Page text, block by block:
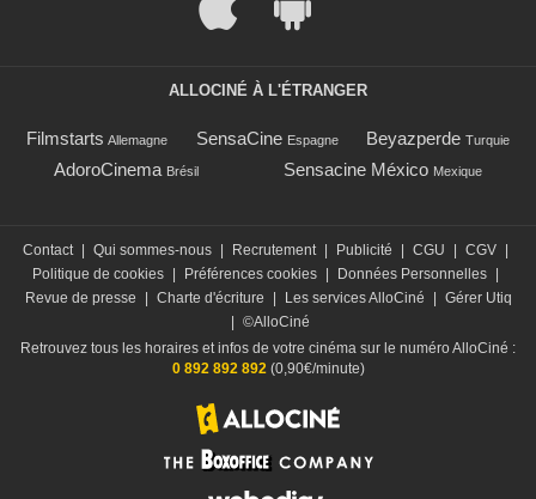
ALLOCINÉ À L'ÉTRANGER
Filmstarts Allemagne SensaCine Espagne Beyazperde Turquie
AdoroCinema Brésil Sensacine México Mexique
Contact | Qui sommes-nous | Recrutement | Publicité | CGU | CGV |
Politique de cookies | Préférences cookies | Données Personnelles |
Revue de presse
| Charte d'écriture | Les services AlloCiné | Gérer Utiq
| ©AlloCiné
Retrouvez tous les horaires et infos de votre cinéma sur le numéro AlloCiné :
0 892 892 892 (0,90€/minute)